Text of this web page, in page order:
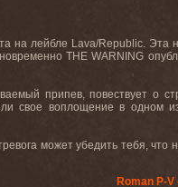
на лейбле Lava/Republic. Эта
THE WARNING
припев, повествует о
свое воплощение в одном
может убедить тебя, что
Roman P-